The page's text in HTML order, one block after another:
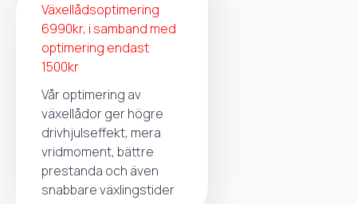
Växellådsoptimering
6990kr, i samband med
optimering endast
1500kr
Vår optimering av
växellådor ger högre
drivhjulseffekt, mera
vridmoment, bättre
prestanda och även
snabbare växlingstider